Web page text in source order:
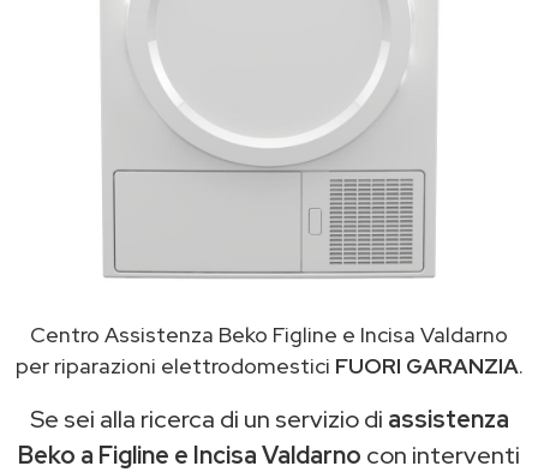
Centro Assistenza Beko Figline e Incisa Valdarno
per riparazioni elettrodomestici FUORI GARANZIA.
Se sei alla ricerca di un servizio di assistenza
Beko a Figline e Incisa Valdarno con interventi